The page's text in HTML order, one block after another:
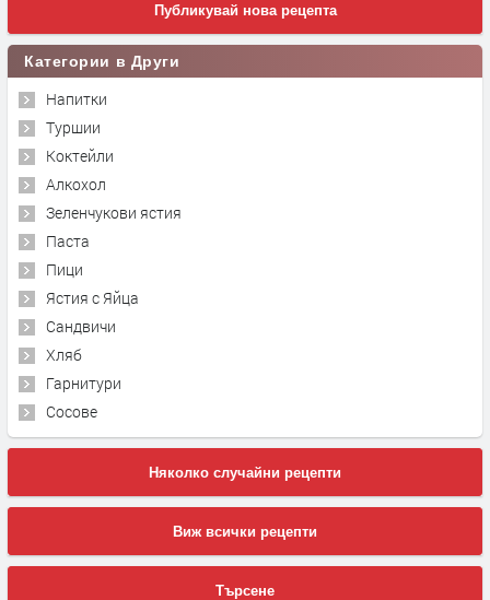
Публикувай нова рецепта
Категории в Други
Напитки
Туршии
Коктейли
Алкохол
Зеленчукови ястия
Паста
Пици
Ястия с Яйца
Сандвичи
Хляб
Гарнитури
Сосове
Няколко случайни рецепти
Виж всички рецепти
Търсене